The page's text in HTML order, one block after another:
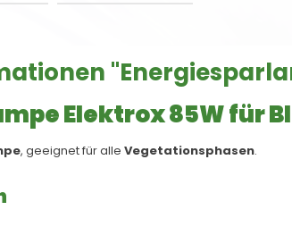
Elektrox 85W für
, geeignet für alle Vegetationsphasen.